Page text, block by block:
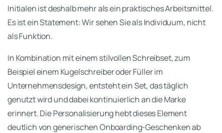
Initialen ist deshalb mehr als ein praktisches Arbeitsmittel.
Es ist ein Statement: Wir sehen Sie als Individuum, nicht
als Funktion.
In Kombination mit einem stilvollen Schreibset, zum
Beispiel einem Kugelschreiber oder Füller im
Unternehmensdesign, entsteht ein Set, das täglich
genutzt wird und dabei kontinuierlich an die Marke
erinnert. Die Personalisierung hebt dieses Element
deutlich von generischen Onboarding-Geschenken ab